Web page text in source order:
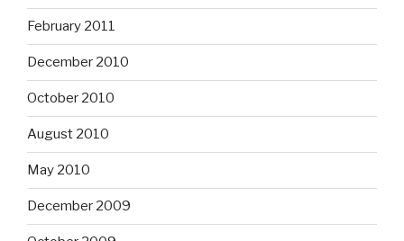
February 2011
December 2010
October 2010
August 2010
May 2010
December 2009